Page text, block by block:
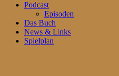
Podcast
Episoden
Das Buch
News & Links
Spielplan